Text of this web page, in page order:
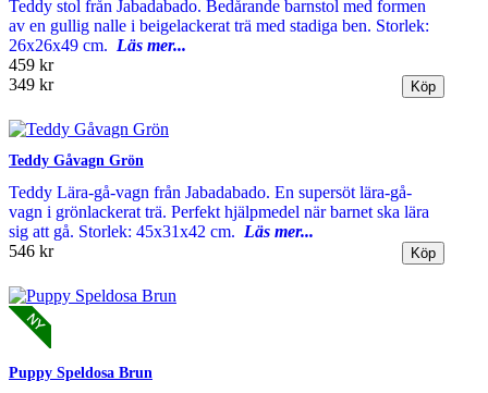
Teddy stol från Jabadabado. Bedårande barnstol med formen
av en gullig nalle i beigelackerat trä med stadiga ben. Storlek:
26x26x49 cm. Läs mer...
459 kr
349 kr
Teddy Gåvagn Grön
Teddy Lära-gå-vagn från Jabadabado. En supersöt lära-gå-
vagn i grönlackerat trä. Perfekt hjälpmedel när barnet ska lära
sig att gå. Storlek: 45x31x42 cm. Läs mer...
546 kr
Puppy Speldosa Brun